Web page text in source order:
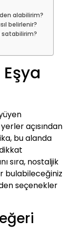
alabilirim?
belirlenir?
satabilirim?
açısından
bu alanda
sıra, nostaljik
bulabileceğiniz
seçenekler